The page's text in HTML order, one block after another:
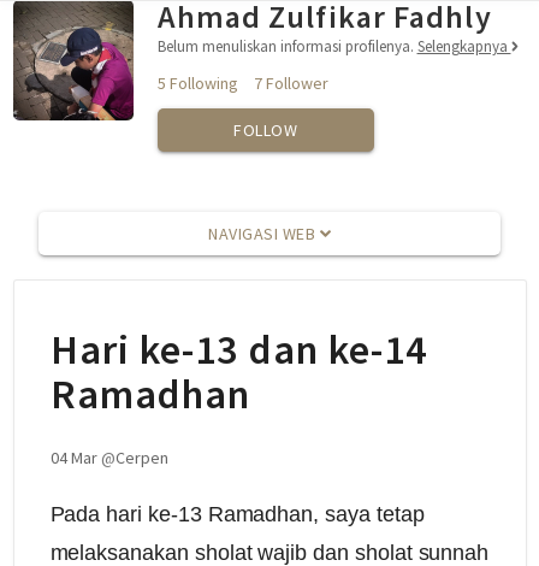
Ahmad Zulfikar Fadhly
Belum menuliskan informasi profilenya. Selengkapnya
5 Following 7 Follower
FOLLOW
NAVIGASI WEB
Hari ke-13 dan ke-14
Ramadhan
04 Mar@Cerpen
Pada hari ke-13 Ramadhan, saya tetap
melaksanakan sholat wajib dan sholat sunnah